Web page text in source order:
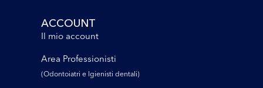
ACCOUNT
Il mio account
Area Professionisti
(Odontoiatri e lgienisti dentali)